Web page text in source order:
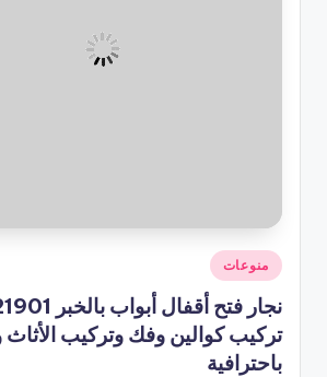
نُشر
في
منوعات
نجار فتح
تركيب كوالين وفك وتركيب الأثاث
باحترافية